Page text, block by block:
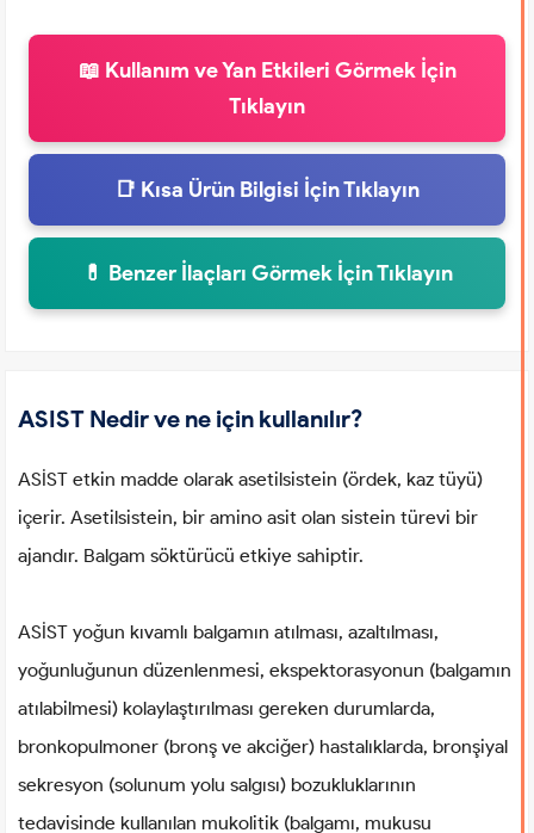
📖 Kullanım ve Yan Etkileri Görmek İçin
Tıklayın
📑 Kısa Ürün Bilgisi İçin Tıklayın
💊 Benzer İlaçları Görmek İçin Tıklayın
ASIST Nedir ve ne için kullanılır?
ASİST etkin madde olarak asetilsistein (ördek, kaz tüyü)
içerir. Asetilsistein, bir amino asit olan sistein türevi bir
ajandır. Balgam söktürücü etkiye sahiptir.
ASİST yoğun kıvamlı balgamın atılması, azaltılması,
yoğunluğunun düzenlenmesi, ekspektorasyonun (balgamın
atılabilmesi) kolaylaştırılması gereken durumlarda,
bronkopulmoner (bronş ve akciğer) hastalıklarda, bronşiyal
sekresyon (solunum yolu salgısı) bozukluklarının
tedavisinde kullanılan mukolitik (balgamı, mukusu